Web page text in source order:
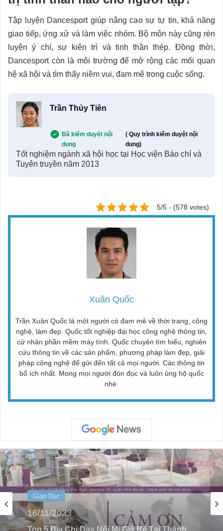
Tập luyện Dancesport giúp nâng cao sự tự tin, khả năng
giao tiếp, ứng xử và làm việc nhóm. Bộ môn này cũng rèn
luyện ý chí, sự kiên trì và tinh thần thép. Đồng thời,
Dancesport còn là môi trường để mở rộng các mối quan
hệ xã hội và tìm thấy niềm vui, đam mê trong cuộc sống.
Trần Thủy Tiên
Đã kiểm duyệt nội
dung
( Quy trình kiểm duyệt nội
dung)
Tốt nghiệm ngành xã hội học tại Học viện Báo chí và
Tuyên truyền năm 2013
5/5 - (578 votes)
Xuân Quốc
Trần Xuân Quốc là một người có đam mê về thời trang, công
nghệ, làm đẹp. Quốc tốt nghiệp đại học công nghệ thông tin,
cử nhân phần mềm máy tính. Quốc chuyên tìm hiểu, nghiên
cứu thông tin về các sản phẩm, phương pháp làm đẹp, giải
pháp công nghệ để gửi đến tất cả mọi người. Các thông tin
bổ ích nhất. Mong mọi người đón đọc và luôn ủng hộ quốc
nhé.
Giáo Dục
30/08/2022
Top 4 Cơ Sở Dạy Nối Mi Uy Tín Tại Quận 3